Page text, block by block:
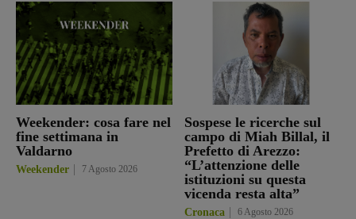
Weekender: cosa fare nel
fine settimana in
Valdarno
Weekender 7 Agosto 2026
Sospese le ricerche sul
campo di Miah Billal, il
Prefetto di Arezzo:
“L’attenzione delle
istituzioni su questa
vicenda resta alta”
Cronaca 6 Agosto 2026